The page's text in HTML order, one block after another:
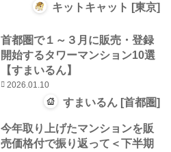
キットキャット [東京]
首都圏で１～３月に販売・登録
開始するタワーマンション10選
【すまいるん】
2026.01.10
すまいるん [首都圏]
今年取り上げたマンションを販
売価格付で振り返って＜下半期